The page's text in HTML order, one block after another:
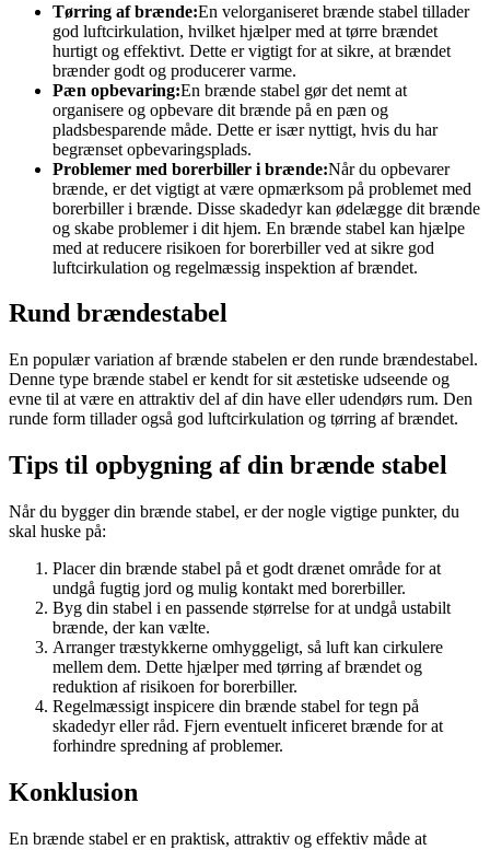
Tørring af brænde:En velorganiseret brænde stabel tillader
god luftcirkulation, hvilket hjælper med at tørre brændet
hurtigt og effektivt. Dette er vigtigt for at sikre, at brændet
brænder godt og producerer varme.
Pæn opbevaring:En brænde stabel gør det nemt at
organisere og opbevare dit brænde på en pæn og
pladsbesparende måde. Dette er især nyttigt, hvis du har
begrænset opbevaringsplads.
Problemer med borerbiller i brænde:Når du opbevarer
brænde, er det vigtigt at være opmærksom på problemet med
borerbiller i brænde. Disse skadedyr kan ødelægge dit brænde
og skabe problemer i dit hjem. En brænde stabel kan hjælpe
med at reducere risikoen for borerbiller ved at sikre god
luftcirkulation og regelmæssig inspektion af brændet.
Rund brændestabel
En populær variation af brænde stabelen er den runde brændestabel.
Denne type brænde stabel er kendt for sit æstetiske udseende og
evne til at være en attraktiv del af din have eller udendørs rum. Den
runde form tillader også god luftcirkulation og tørring af brændet.
Tips til opbygning af din brænde stabel
Når du bygger din brænde stabel, er der nogle vigtige punkter, du
skal huske på:
Placer din brænde stabel på et godt drænet område for at
undgå fugtig jord og mulig kontakt med borerbiller.
Byg din stabel i en passende størrelse for at undgå ustabilt
brænde, der kan vælte.
Arranger træstykkerne omhyggeligt, så luft kan cirkulere
mellem dem. Dette hjælper med tørring af brændet og
reduktion af risikoen for borerbiller.
Regelmæssigt inspicere din brænde stabel for tegn på
skadedyr eller råd. Fjern eventuelt inficeret brænde for at
forhindre spredning af problemer.
Konklusion
En brænde stabel er en praktisk, attraktiv og effektiv måde at